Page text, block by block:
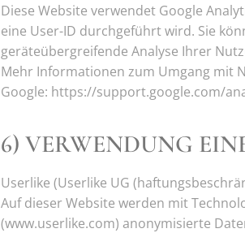
Diese Website verwendet Google
eine User-ID durchgeführt wird. Sie
geräteübergreifende Analyse Ihrer
Mehr Informationen zum Umgang mit
Google: https://support.google.com/
6) VERWENDUNG
Userlike (Userlike UG
Auf dieser Website werden mit
(www.userlike.com) anonymisierte